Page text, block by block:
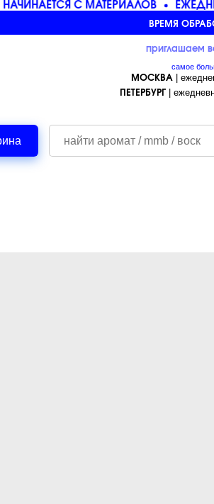
С МАТЕРИАЛОВ
ВРЕМЯ
приглашаем
самое
МОСКВА|
ПЕТЕРБУРГ |